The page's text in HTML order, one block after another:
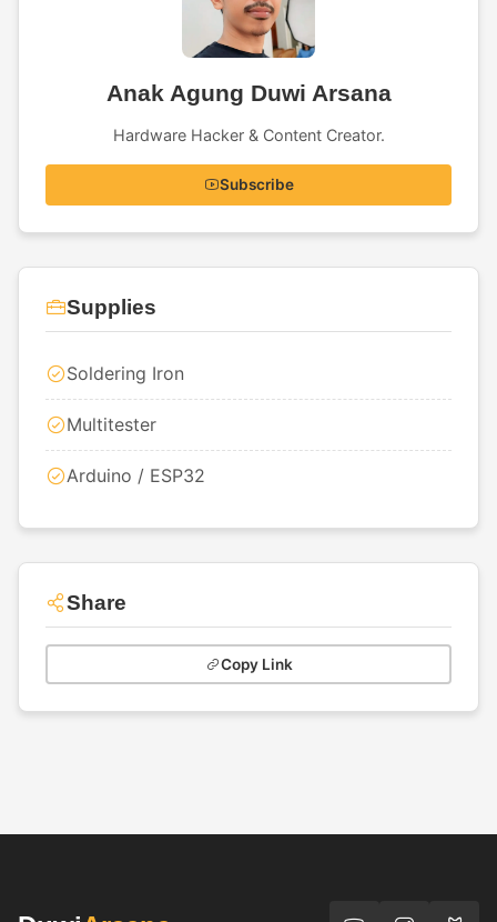
Anak Agung Duwi Arsana
Hardware Hacker & Content Creator.
Subscribe
Supplies
Soldering Iron
Multitester
Arduino / ESP32
Share
Copy Link